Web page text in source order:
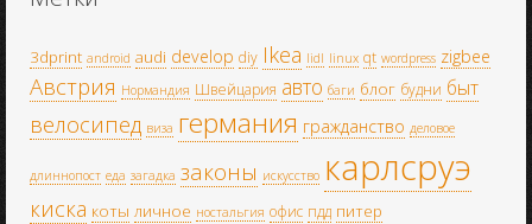
3dprint android audi develop diy Ikea lidl linux qt wordpress zigbee
Австрия Нормандия Швейцария авто баги блог будни быт
велосипед виза германия гражданство деловое
длиннопост еда загадка законы искусство карлсруэ
киска коты личное ностальгия офис пдд питер